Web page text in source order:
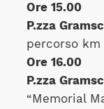
Ore 15.00
P.zza
percorso km
Ore 16.00
P.zza
“Memorial